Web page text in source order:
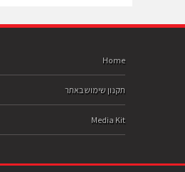
Home
תקנון שימוש באתר
Media Kit